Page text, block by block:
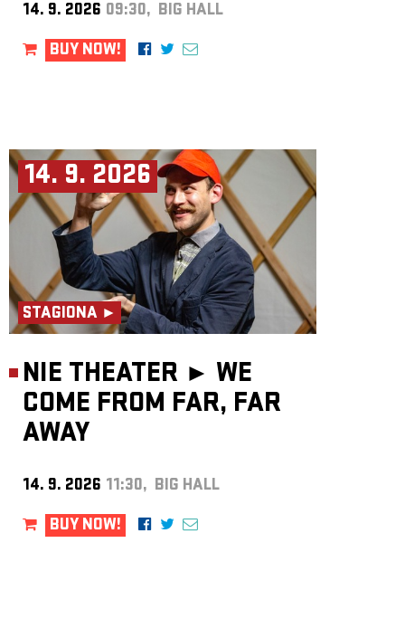
14. 9. 2026 09:30, BIG HALL
BUY NOW!
14. 9. 2026
STAGIONA ►
NIE THEATER ► WE
COME FROM FAR, FAR
AWAY
14. 9. 2026 11:30, BIG HALL
BUY NOW!